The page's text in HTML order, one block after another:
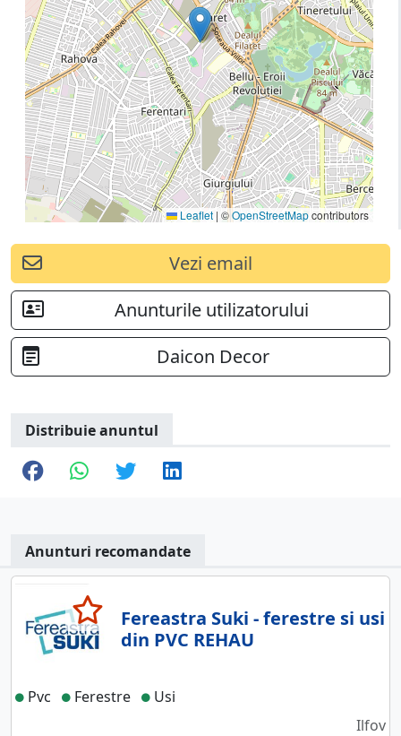
Leaflet | ©OpenStreetMapcontributors
Vezi email
Anunturile utilizatorului
Daicon Decor
Distribuie anuntul
Anunturi recomandate
Fereastra Suki - ferestre si usi
din PVC REHAU
Pvc Ferestre
Usi
Ilfov